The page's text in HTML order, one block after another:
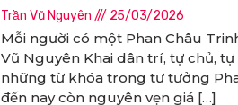
Trần Vũ Nguyên 25/03/2026
Mỗi người có một Phan Châu
Vũ Nguyên Khai dân trí, tự chủ,
những từ khóa trong tư tưởng
đến nay còn nguyên vẹn giá […]